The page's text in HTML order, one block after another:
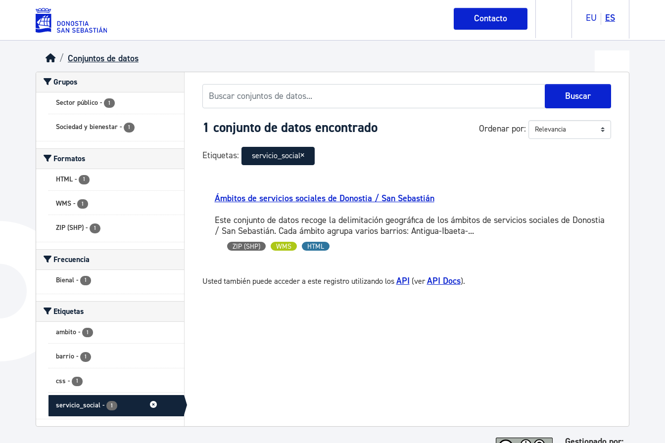
Skip to main content
Contacto
EU ES
Conjuntos de datos
Grupos
Sector público - 1
Sociedad y bienestar - 1
Formatos
HTML - 1
WMS - 1
ZIP (SHP) - 1
Frecuencia
Bienal - 1
Etiquetas
ambito - 1
barrio - 1
css - 1
servicio_social - 1
Buscar
Ordenar por
1 conjunto de datos encontrado
Etiquetas: servicio_social
Ámbitos de servicios sociales de Donostia / San Sebastián
Este conjunto de datos recoge la delimitación geográfica de los ámbitos de servicios sociales de Donostia
/ San Sebastián. Cada ámbito agrupa varios barrios: Antigua-Ibaeta-...
ZIP (SHP) WMS HTML
Usted también puede acceder a este registro utilizando los API (verAPI Docs).